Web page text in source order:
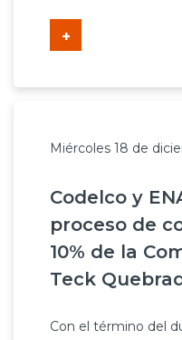
+
Miércoles 18 de
Codelco y
proceso de
10% de la
Teck
Con el término del